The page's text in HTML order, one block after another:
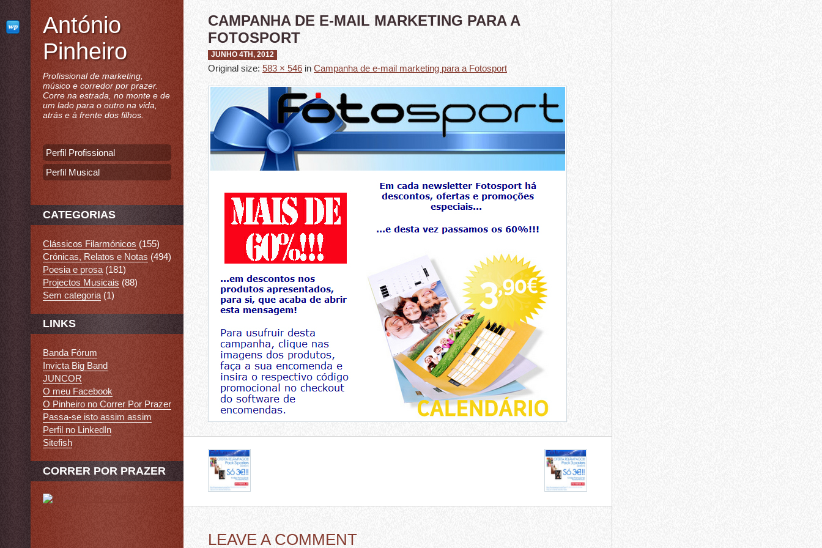
CAMPANHA DE E-MAIL MARKETING PARA A
FOTOSPORT
JUNHO 4TH, 2012
Original size: 583 × 546 in Campanha de e-mail marketing para a Fotosport
LEAVE A COMMENT
António
Pinheiro
Profissional de marketing,
músico e corredor por prazer.
Corre na estrada, no monte e de
um lado para o outro na vida,
atrás e à frente dos filhos.
Perfil Profissional
Perfil Musical
CATEGORIAS
Clássicos Filarmónicos (155)
Crónicas, Relatos e Notas (494)
Poesia e prosa (181)
Projectos Musicais (88)
Sem categoria (1)
LINKS
Banda Fórum
Invicta Big Band
JUNCOR
O meu Facebook
O Pinheiro no Correr Por Prazer
Passa-se isto assim assim
Perfil no LinkedIn
Sitefish
CORRER POR PRAZER